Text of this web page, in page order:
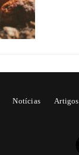
Notícias Artigos